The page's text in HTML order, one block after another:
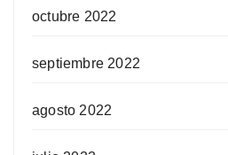
octubre 2022
septiembre 2022
agosto 2022